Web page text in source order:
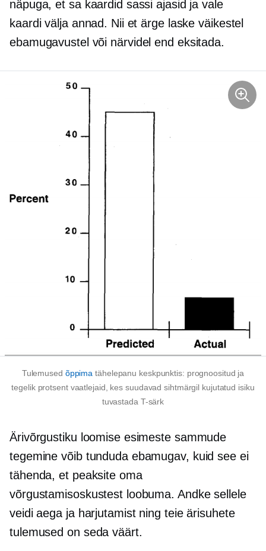
näpuga, et sa kaardid sassi ajasid ja vale
kaardi välja annad. Nii et ärge laske väikestel
ebamugavustel või närvidel end eksitada.
Tulemused õppima tähelepanu keskpunktis: prognoositud ja
tegelik protsent vaatlejaid, kes suudavad sihtmärgil kujutatud isiku
tuvastada T-särk
Ärivõrgustiku loomise esimeste sammude
tegemine võib tunduda ebamugav, kuid see ei
tähenda, et peaksite oma
võrgustamisoskustest loobuma. Andke sellele
veidi aega ja harjutamist ning teie ärisuhete
tulemused on seda väärt.